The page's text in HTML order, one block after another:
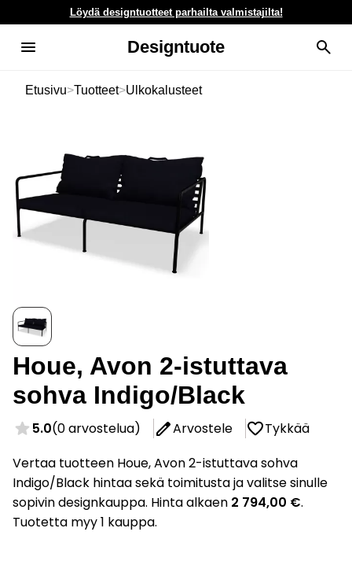
Löydä designtuotteet parhailta valmistajilta!
Designtuote
Etusivu>Tuotteet>Ulkokalusteet
Houe, Avon 2-istuttava
sohva Indigo/Black
5.0(0 arvostelua) Arvostele
Tykkää
Vertaa tuotteen Houe, Avon 2-istuttava sohva
Indigo/Black hintaa sekä toimitusta ja valitse sinulle
sopivin designkauppa. Hinta alkaen 2 794,00 €.
Tuotetta myy 1 kauppa.